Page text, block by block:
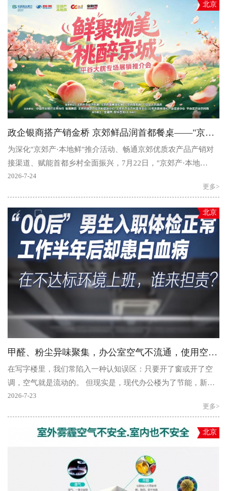
北京
政企银商搭产销金桥 京郊鲜品润首都餐桌——"京郊产·本地鲜"平谷大桃专场展销推介会圆满启幕
为深化"京郊产·本地鲜"推介活动、畅通京郊优质农产品产销对
接渠道、赋能首都乡村全面振兴，7月22日，"京郊产·本地
鲜"——"鲜聚物美桃..
2026-7-24
更多>
北京
甲醛、粉尘异味聚集，办公室空气不流通，使用空气净化器有用吗？
在写字楼里，我们常陷入一种认知误区：只要开了窗或开了空
调，空气就是流动的。 但现实是，现代办公楼为了节能，新风
量往往仅够维持最低标准，而密集的工位布局更让局部..
2026-7-23
更多>
北京